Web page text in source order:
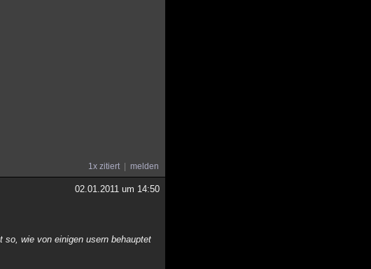
1x zitiert melden
02.01.2011 um 14:50
wie von einigen usern behauptet